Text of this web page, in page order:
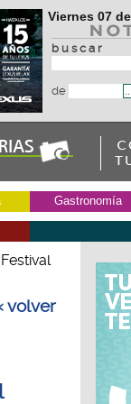
Viernes 07
b u s c a r
de
Gastronomía
volver